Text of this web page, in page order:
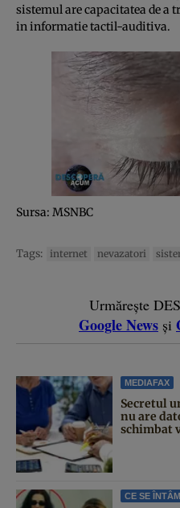
sistemul are capacitatea de
in informatie tactil-auditiva.
Sursa: MSNBC
Tags: internet nevazatori
Urmărește
Google News și
MEDIAFAX
Secretul
nu are
schimbat
CE SE